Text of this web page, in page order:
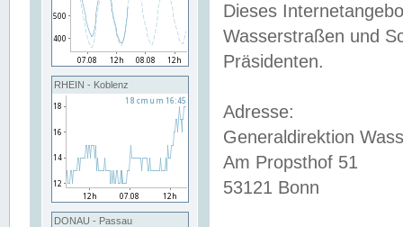
RHEIN - Koblenz
DONAU - Passau
Dieses
Wasserstraßen und
Präsidenten.
Adresse:
Generaldirektion
Am Propsthof 51
53121 Bonn